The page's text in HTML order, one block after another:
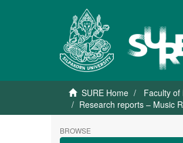
SURE Home Faculty of
Research reports – Music
BROWSE